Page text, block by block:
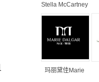
Stella McCartney
丝黛拉•麦卡妮品
牌资料介绍
玛丽黛佳Marie